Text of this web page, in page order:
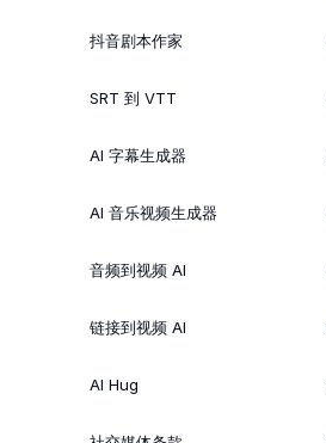
抖音剧本作家
SRT 到 VTT
AI 字幕生成器
AI 音乐视频生成器
音频到视频 AI
链接到视频 AI
AI Hug